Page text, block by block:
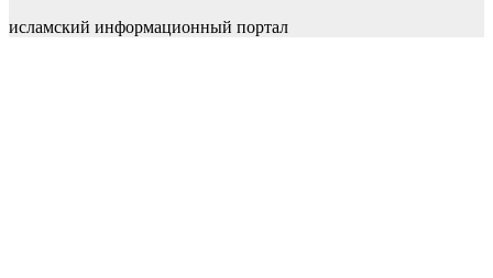
исламский информационный портал